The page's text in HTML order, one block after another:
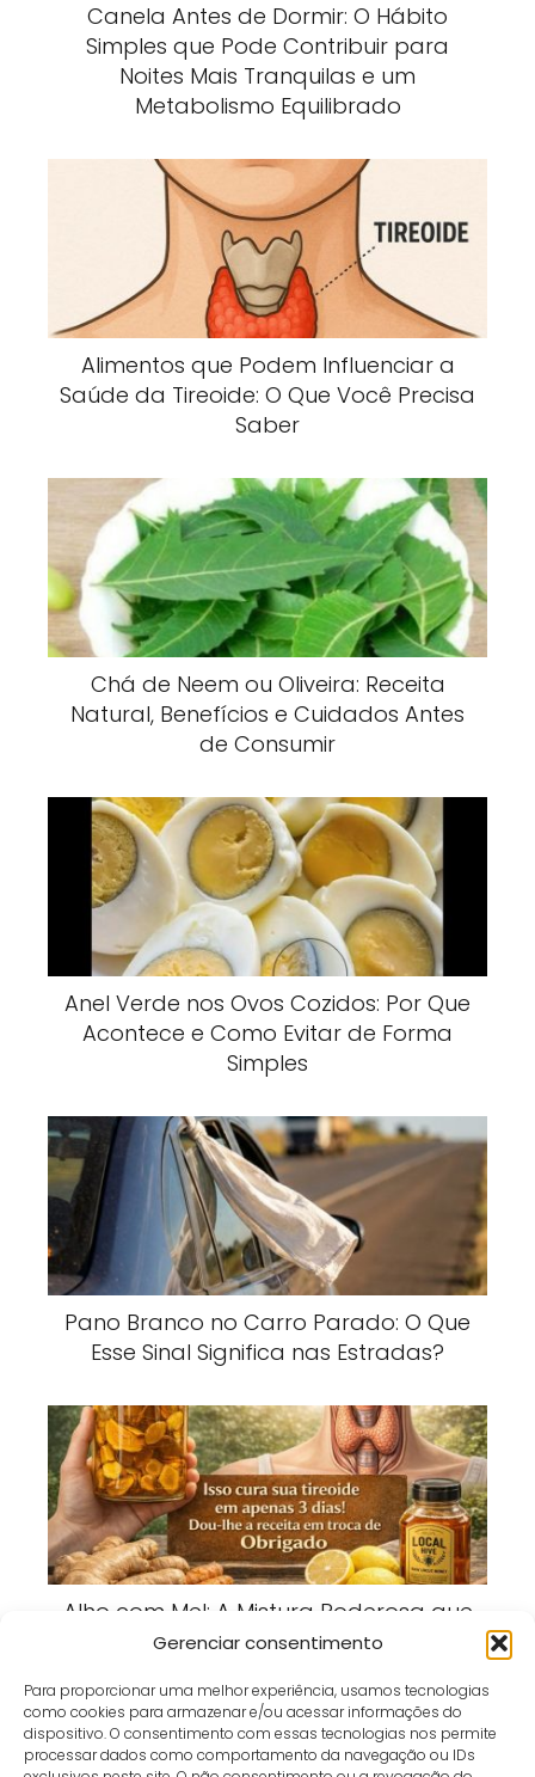
Gerenciar consentimento
Para proporcionar uma melhor experiência, usamos tecnologias
como cookies para armazenar e/ou acessar informações do
dispositivo. O consentimento com essas tecnologias nos permite
processar dados como comportamento da navegação ou IDs
Canela Antes de Dormir: O Hábito
Simples que Pode Contribuir para
Noites Mais Tranquilas e um
Metabolismo Equilibrado
Alimentos que Podem Influenciar a
Saúde da Tireoide: O Que Você Precisa
Saber
Chá de Neem ou Oliveira: Receita
Natural, Benefícios e Cuidados Antes
de Consumir
Anel Verde nos Ovos Cozidos: Por Que
Acontece e Como Evitar de Forma
Simples
Pano Branco no Carro Parado: O Que
Esse Sinal Significa nas Estradas?
Alho com Mel: A Mistura Poderosa que
Está Conquistando Quem Busca Mais